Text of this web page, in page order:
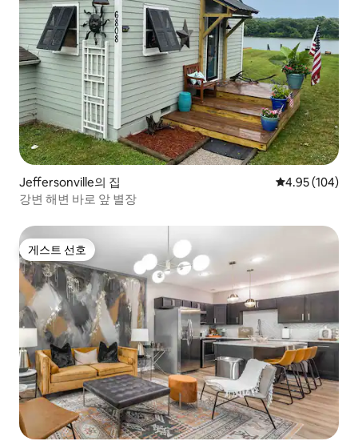
Jeffersonville의 집 평점 4.95점(5
4.95 (104)
강변 해변 바로 앞 별장
게스트 선호
게스트 선호